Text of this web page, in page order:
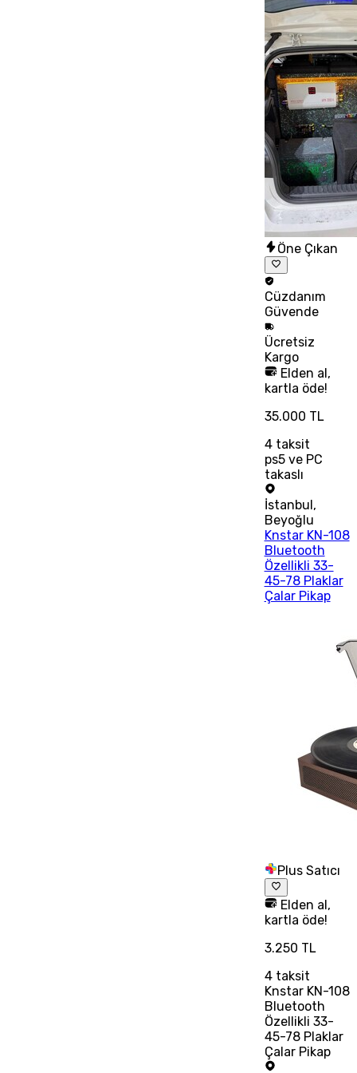
Öne Çıkan
Cüzdanım
Güvende
Ücretsiz
Kargo
Elden al,
kartla öde!
35.000 TL
4taksit
ps5 ve PC
takaslı
İstanbul ,
Beyoğlu
Knstar KN-108
Bluetooth
Özellikli 33-
45-78 Plaklar
Çalar Pikap
Plus Satıcı
Elden al,
kartla öde!
3.250 TL
4taksit
Knstar KN-108
Bluetooth
Özellikli 33-
45-78 Plaklar
Çalar Pikap